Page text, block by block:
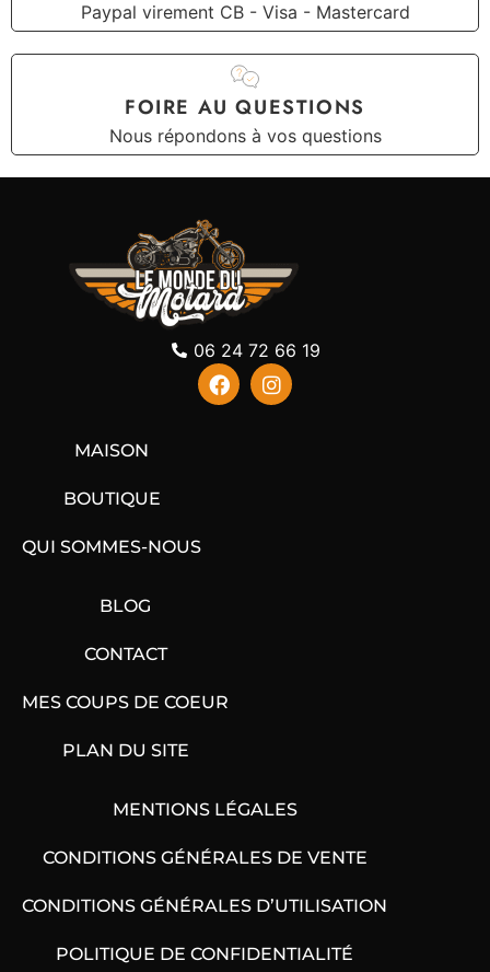
Paypal virement CB - Visa - Mastercard
FOIRE AU QUESTIONS
Nous répondons à vos questions
06 24 72 66 19
MAISON
BOUTIQUE
QUI SOMMES-NOUS
BLOG
CONTACT
MES COUPS DE COEUR
PLAN DU SITE
MENTIONS LÉGALES
CONDITIONS GÉNÉRALES DE VENTE
CONDITIONS GÉNÉRALES D’UTILISATION
POLITIQUE DE CONFIDENTIALITÉ